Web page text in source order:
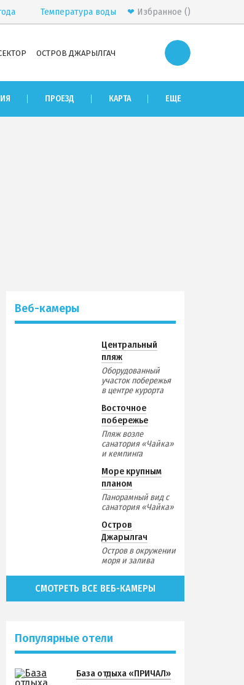
Температура воды ❤ Избранное
ОСТРОВ ДЖАРЫЛГАЧ
ПРОЕЗД КАРТА ЕЩЕ
Веб-камеры
Центральный
пляж
Оборудованный
участок побережья
в центре курорта
Восточное
побережье
Пляж возле
санатория «Чайка»
и кемпинга
Море крупным
планом
Панорамный вид с
санатория «Чайка»
Остров
Джарылгач
Остров в окружении
моря и залива
СМОТРЕТЬ ВСЕ ВЕБ-КАМЕРЫ
Популярные отели
База отдыха «ПРИЧАЛ»